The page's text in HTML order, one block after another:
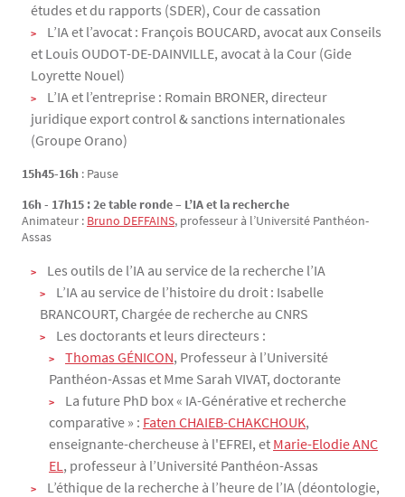
études et du rapports (SDER), Cour de cassation
L’IA et l’avocat : François BOUCARD, avocat aux Conseils
et Louis OUDOT-DE-DAINVILLE, avocat à la Cour (Gide
Loyrette Nouel)
L’IA et l’entreprise : Romain BRONER, directeur
juridique export control & sanctions internationales
(Groupe Orano)
15h45-16h : Pause
16h - 17h15 : 2e table ronde – L’IA et la recherche
Animateur : Bruno DEFFAINS, professeur à l’Université Panthéon-
Assas
Les outils de l’IA au service de la recherche l’IA
L’IA au service de l’histoire du droit : Isabelle
BRANCOURT, Chargée de recherche au CNRS
Les doctorants et leurs directeurs :
Thomas GÉNICON, Professeur à l’Université
Panthéon-Assas et Mme Sarah VIVAT, doctorante
La future PhD box « IA-Générative et recherche
comparative » : Faten CHAIEB-CHAKCHOUK,
enseignante-chercheuse à l'EFREI, et Marie-Elodie ANC
EL, professeur à l’Université Panthéon-Assas
L’éthique de la recherche à l’heure de l’IA (déontologie,